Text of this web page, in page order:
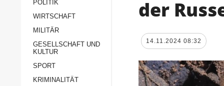
Wiederaufbau der
Politik
Militär
POLITIK
WIRTSCHAFT
MILITÄR
GESELLSCHAFT UND
KULTUR
SPORT
KRIMINALITÄT
der
14.11.2024 08:32